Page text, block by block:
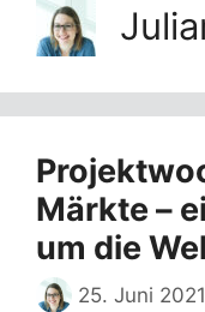
Märkte –
um die
25. Juni 2021